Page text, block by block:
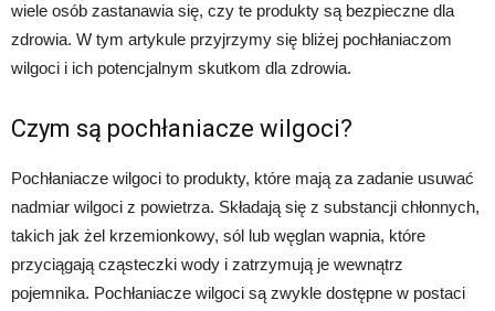
wiele osób zastanawia się, czy te produkty są bezpieczne dla
zdrowia. W tym artykule przyjrzymy się bliżej pochłaniaczom
wilgoci i ich potencjalnym skutkom dla zdrowia.
Czym są pochłaniacze wilgoci?
Pochłaniacze wilgoci to produkty, które mają za zadanie usuwać
nadmiar wilgoci z powietrza. Składają się z substancji chłonnych,
takich jak żel krzemionkowy, sól lub węglan wapnia, które
przyciągają cząsteczki wody i zatrzymują je wewnątrz
pojemnika. Pochłaniacze wilgoci są zwykle dostępne w postaci